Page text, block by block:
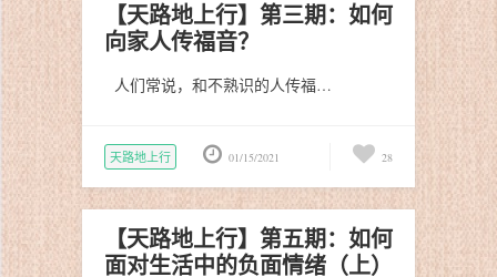
【天路地上行】第三期：如何
向家人传福音？
人们常说，和不熟识的人传福…
天路地上行 01/15/2021 28
【天路地上行】第五期：如何
面对生活中的负面情绪（上）